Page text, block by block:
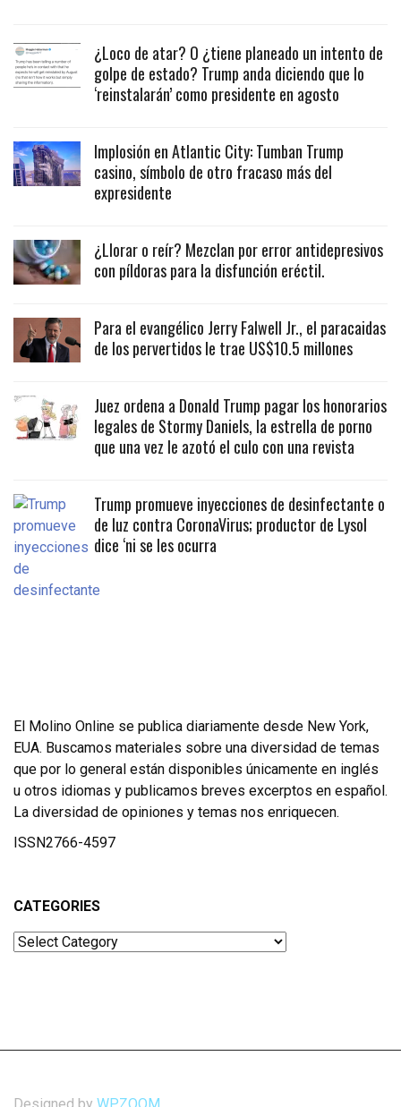
¿Loco de atar? O ¿tiene planeado un intento de
golpe de estado? Trump anda diciendo que lo
‘reinstalarán’ como presidente en agosto
Implosión en Atlantic City: Tumban Trump
casino, símbolo de otro fracaso más del
expresidente
¿Llorar o reír? Mezclan por error antidepresivos
con píldoras para la disfunción eréctil.
Para el evangélico Jerry Falwell Jr., el paracaidas
de los pervertidos le trae US$10.5 millones
Juez ordena a Donald Trump pagar los honorarios
legales de Stormy Daniels, la estrella de porno
que una vez le azotó el culo con una revista
Trump promueve inyecciones de desinfectante o
de luz contra CoronaVirus; productor de Lysol
dice ‘ni se les ocurra
El Molino Online se publica diariamente desde New York,
EUA. Buscamos materiales sobre una diversidad de temas
que por lo general están disponibles únicamente en inglés
u otros idiomas y publicamos breves excerptos en español.
La diversidad de opiniones y temas nos enriquecen.
ISSN2766-4597
CATEGORIES
Categories